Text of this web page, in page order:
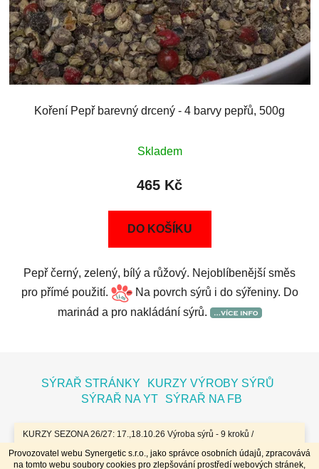
Provozovatel webu Synergetic s.r.o., jako správce osobních údajů, zpracovává
na tomto webu soubory cookies pro zlepšování prostředí webových stránek,
KURZY SEZONA 26/27: 17.,18.10.26 Výroba sýrů - 9 kroků /
7.11.26 Bochníky - tvrdé zrající sýry / 8.11.26 Jogurty, Zákysy, Kefír
a Tvaroh + Hnětené a Tažené sýry/ 23.,24.1.27 Sýry doma /
Koření Pepř barevný drcený - 4 barvy pepřů, 500g
Skladem
465 Kč
DO KOŠÍKU
Pepř černý, zelený, bílý a růžový. Nejoblíbenější směs
pro přímé použití.
Na povrch sýrů i do sýřeniny. Do
marinád a pro nakládání sýrů.
SÝRAŘ STRÁNKY
KURZY VÝROBY SÝRŮ
SÝRAŘ NA YT
SÝRAŘ NA FB